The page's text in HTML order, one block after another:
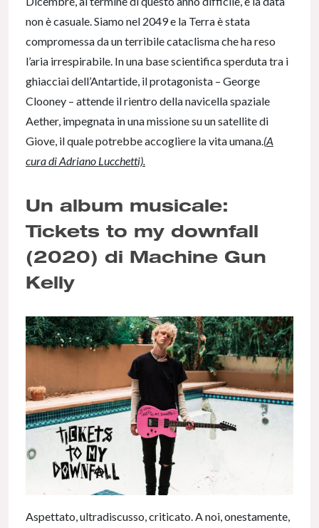
non è casuale. Siamo nel 2049 e la Terra è stata
compromessa da un terribile cataclisma che ha reso
l’aria irrespirabile. In una base scientifica sperduta tra i
ghiacciai dell’Antartide, il protagonista – George
Clooney – attende il rientro della navicella spaziale
Aether, impegnata in una missione su un satellite di
Giove, il quale potrebbe accogliere la vita umana.(A
cura di Adriano Lucchetti).
Un album musicale:
Tickets to my downfall
(2020) di Machine Gun
Kelly
Aspettato, ultradiscusso, criticato. A noi, onestamente,